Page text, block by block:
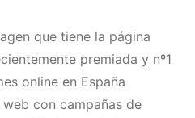
que tiene la página
premiada y nº1
online en España
con campañas de